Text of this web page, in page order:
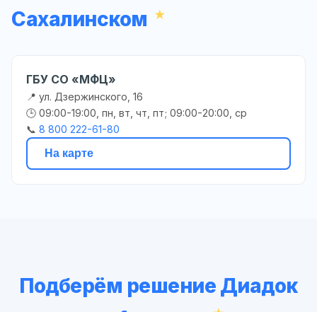
Сахалинском
ГБУ СО «МФЦ»
📍 ул. Дзержинского, 16
🕒 09:00-19:00, пн, вт, чт, пт; 09:00-20:00, ср
📞 8 800 222-61-80
На карте
Подберём решение Диадок